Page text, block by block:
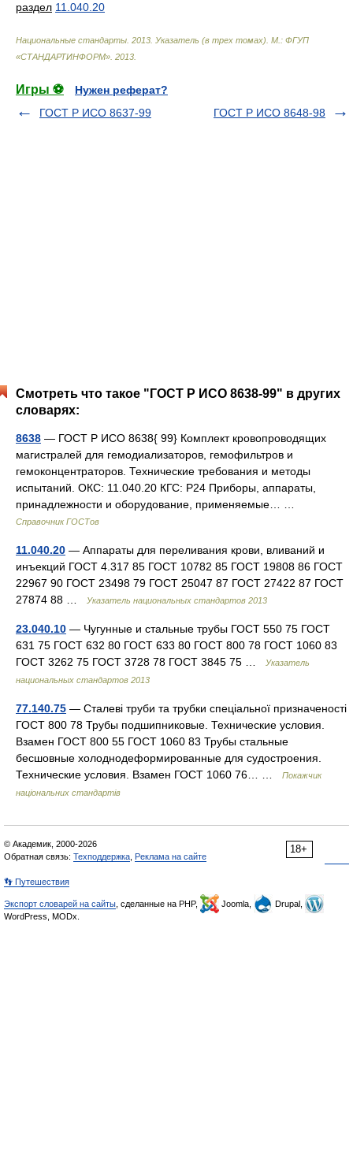
раздел 11.040.20
Национальные стандарты. 2013. Указатель (в трех томах). М.: ФГУП
«СТАНДАРТИНФОРМ» 2013
Игры ⚽
Нужен реферат?
ГОСТ Р ИСО 8637-99
ГОСТ Р ИСО 8648-98
Смотреть что такое "ГОСТ Р ИСО 8638-99" в других
словарях:
8638 — ГОСТ Р ИСО 8638{ 99} Комплект кровопроводящих
магистралей для гемодиализаторов, гемофильтров и
гемоконцентраторов. Технические требования и методы
испытаний. ОКС: 11.040.20 КГС: Р24 Приборы, аппараты,
принадлежности и оборудование, применяемые… …
Справочник ГОСТов
11.040.20 — Аппараты для переливания крови, вливаний и
инъекций ГОСТ 4.317 85 ГОСТ 10782 85 ГОСТ 19808 86 ГОСТ
22967 90 ГОСТ 23498 79 ГОСТ 25047 87 ГОСТ 27422 87 ГОСТ
27874 88 …
Указатель национальных стандартов 2013
23.040.10 — Чугунные и стальные трубы ГОСТ 550 75 ГОСТ
631 75 ГОСТ 632 80 ГОСТ 633 80 ГОСТ 800 78 ГОСТ 1060 83
ГОСТ 3262 75 ГОСТ 3728 78 ГОСТ 3845 75 …
Указатель
национальных стандартов 2013
77.140.75 — Сталеві труби та трубки спеціальної призначеності
ГОСТ 800 78 Трубы подшипниковые. Технические условия.
Взамен ГОСТ 800 55 ГОСТ 1060 83 Трубы стальные
бесшовные холоднодеформированные для судостроения.
Технические условия. Взамен ГОСТ 1060 76… …
Покажчик
національних стандартів
18+
© Академик, 2000-2026
Обратная связь: Техподдержка Реклама на сайте
👣 Путешествия
Экспорт словарей на сайты , сделанные на PHP, Joomla,
Drupal,
WordPress, MODx.